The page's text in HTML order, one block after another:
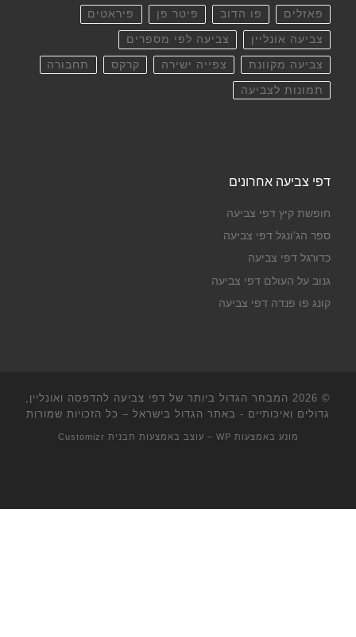
פאזלים פו הדוב פיטר פן פיראטים
צביעה אונליין צביעה לפי מספרים
צביעה מקוונת צפייה ישירה קרקס תחבורה
תמונות לצביעה
דפי צביעה אחרונים
חופשת קיץ דפי צביעה
ספר הג'ונגל דפי צביעה
כדורגל דפי צביעה
גנוב על העולם דפי צביעה
קונג פו פנדה דפי צביעה
© 2026
המבחר הגדול ביותר של דפי צביעה להדפסה ואונליין,
גדולים ואיכותיים - באתר הגדול בישראל – כל הזכויות שמורות
מונע באמצעות WP – עוצב באמצעות תבנית Customizr